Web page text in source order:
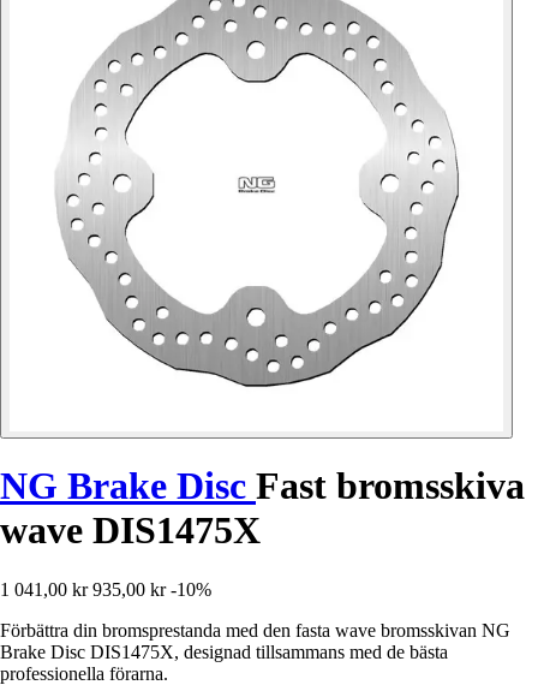
NG Brake Disc Fast bromsskiva
wave DIS1475X
1 041,00 kr 935,00 kr -10%
Förbättra din bromsprestanda med den fasta wave bromsskivan NG
Brake Disc DIS1475X, designad tillsammans med de bästa
professionella förarna.